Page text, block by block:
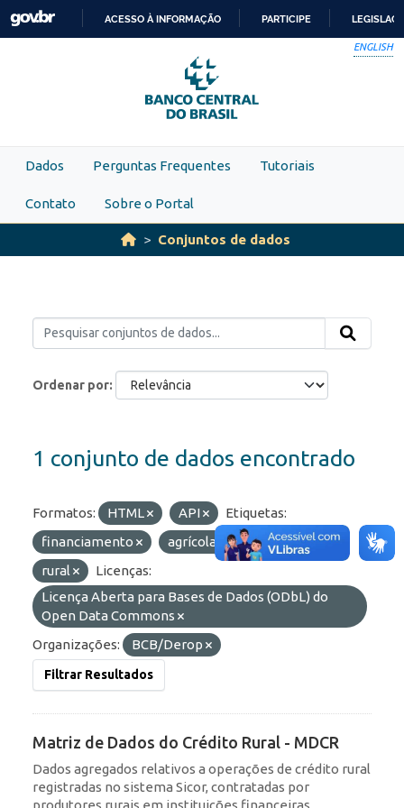
Skip to main content
PARA
O
CONTEÚDO
ACESSO À INFORMAÇÃO PARTICIPE
ENGLISH
Dados Perguntas Frequentes Tutoriais
Contato Sobre o Portal
Conjuntos de dados
Ordenar por
1 conjunto de dados encontrado
Formatos: HTML API
Etiquetas:
financiamento
agrícola
proagro
rural
Licenças:
Licença Aberta para Bases de Dados (ODbL) do
Open Data Commons
Organizações:
BCB/Derop
Filtrar Resultados
Matriz de Dados do Crédito Rural - MDCR
Dados agregados relativos a operações de crédito rural
registradas no sistema Sicor, contratadas por